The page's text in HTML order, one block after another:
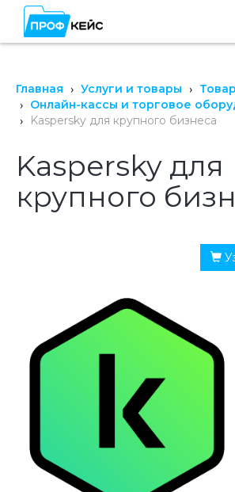
Главная Услуги и товары
Онлайн-кассы и торговое
Kaspersky для крупного бизнеса
Kaspersky для
крупного